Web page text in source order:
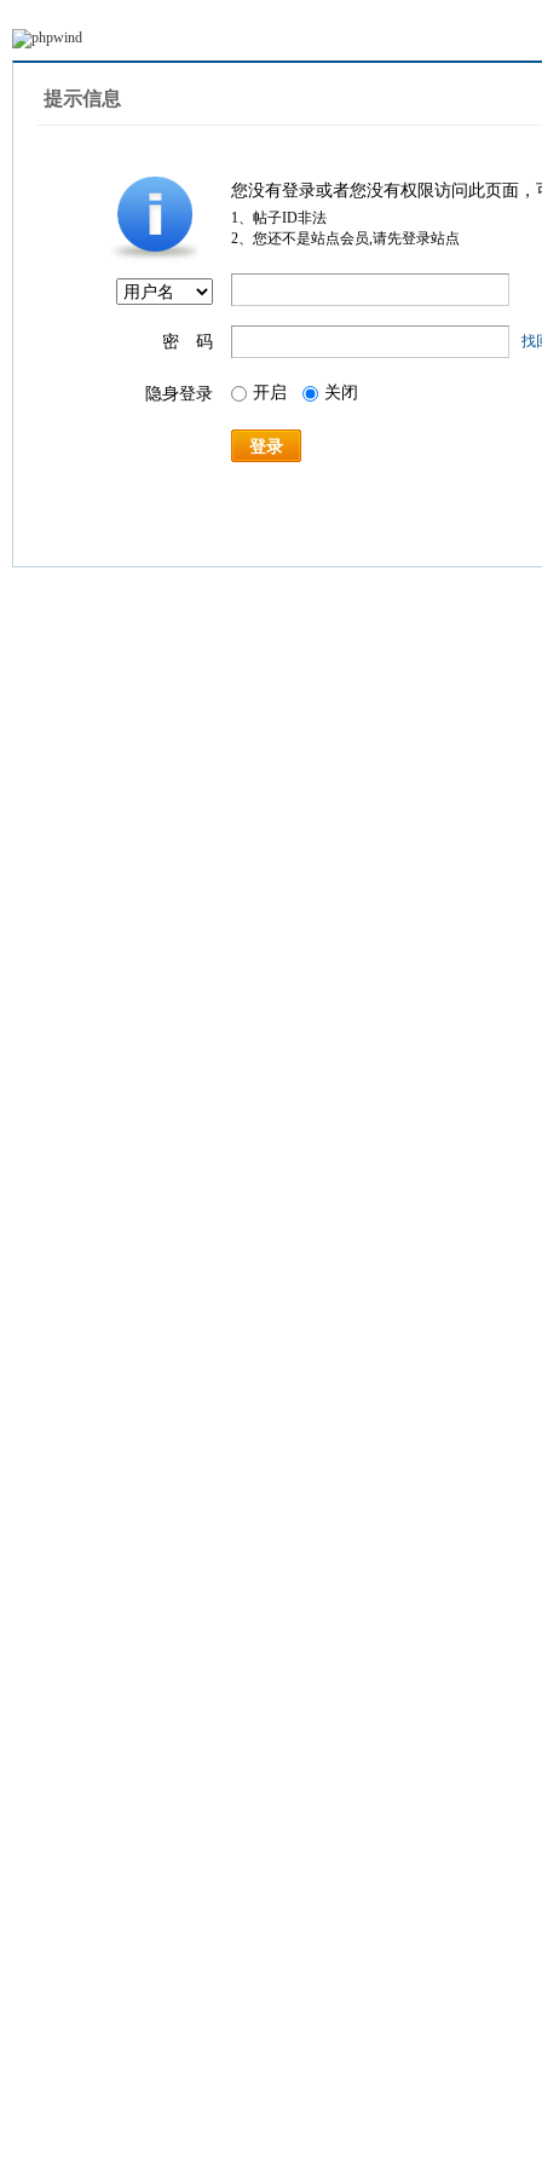
提示信息
您没有登录或者您没有权限访问此页面
1、帖子ID非法
2、您还不是站点会员,请先登录站点
密 码 找
隐身登录 开启 关闭
登录